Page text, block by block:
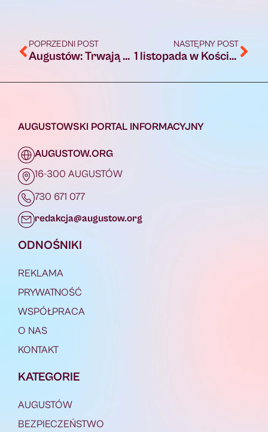
POPRZEDNI POST
Augustów: Trwają prace nad wnioskiem do Polsko-Szwajcarskiego Programu Rozwoju Miast
NASTĘPNY POST
1 listopada w Kościele obchodzona jest uroczystość Wszystkich Świętych
AUGUSTOWSKI PORTAL INFORMACYJNY
AUGUSTOW.ORG
16-300 AUGUSTÓW
730 671 077
redakcja@augustow.org
ODNOŚNIKI
REKLAMA
PRYWATNOŚĆ
WSPÓŁPRACA
O NAS
KONTAKT
KATEGORIE
AUGUSTÓW
BEZPIECZEŃSTWO